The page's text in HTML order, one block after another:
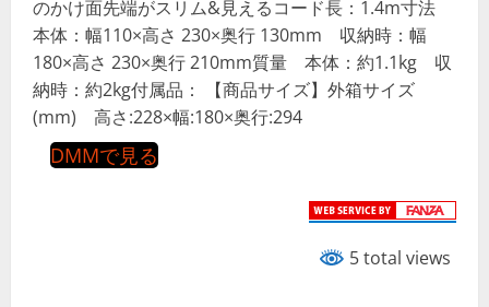
のかけ面先端がスリム&見えるコード長：1.4m寸法
本体：幅110×高さ 230×奥行 130mm 収納時：幅
180×高さ 230×奥行 210mm質量 本体：約1.1kg 収
納時：約2kg付属品： 【商品サイズ】外箱サイズ
(mm) 高さ:228×幅:180×奥行:294
DMMで見る
5 total views